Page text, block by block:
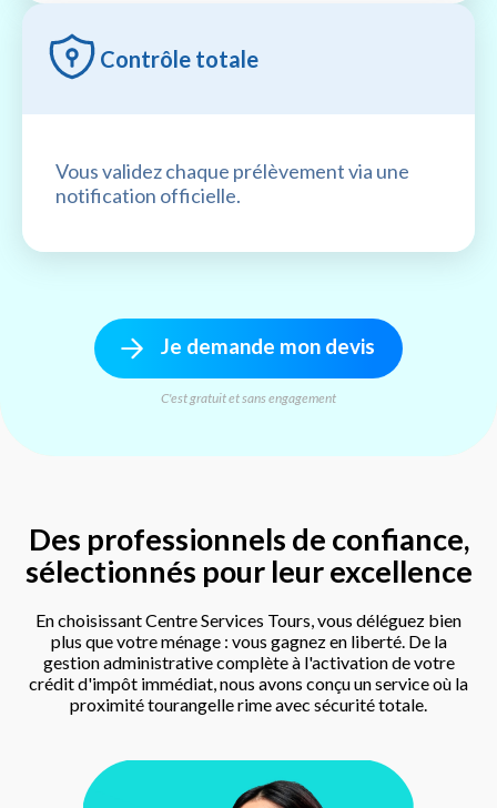
Contrôle totale
Vous validez chaque prélèvement via une
notification officielle.
Je demande mon devis
C'est gratuit et sans engagement
Des professionnels de confiance,
sélectionnés pour leur excellence
En choisissant Centre Services Tours, vous déléguez bien
plus que votre ménage : vous gagnez en liberté. De la
gestion administrative complète à l'activation de votre
crédit d'impôt immédiat, nous avons conçu un service où la
proximité tourangelle rime avec sécurité totale.